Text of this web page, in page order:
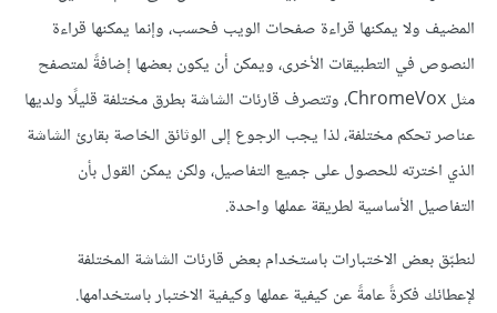
المضيف ولا يمكنها قراءة صفحات الويب فحسب، وإنما يمكنها قراءة
النصوص في التطبيقات الأخرى، ويمكن أن يكون بعضها إضافةً لمتصفح
مثل ChromeVox، وتتصرف قارئات الشاشة بطرق مختلفة قليلًا ولديها
عناصر تحكم مختلفة، لذا يجب الرجوع إلى الوثائق الخاصة بقارئ الشاشة
الذي اخترته للحصول على جميع التفاصيل، ولكن يمكن القول بأن
التفاصيل الأساسية لطريقة عملها واحدة.
لنطبّق بعض الاختبارات باستخدام بعض قارئات الشاشة المختلفة
لإعطائك فكرةً عامةً عن كيفية عملها وكيفية الاختبار باستخدامها.